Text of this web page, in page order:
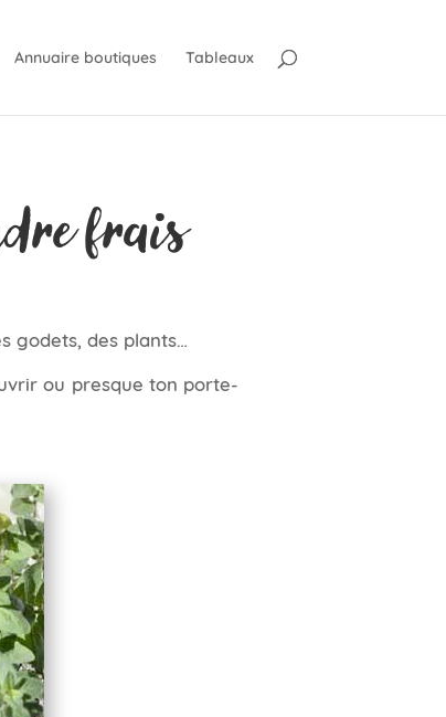
Annuaire boutiques Tableaux
frais
godets, des plants…
ou presque ton porte-